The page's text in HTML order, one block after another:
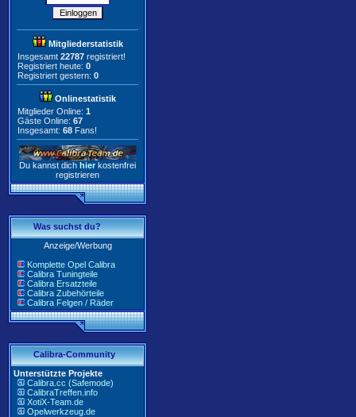
Mitgliederstatistik
Insgesamt 22787 registriert!
Registriert heute: 0
Registriert gestern: 0
Onlinestatistik
Mitglieder Online: 1
Gäste Online: 67
Insgesamt: 68 Fans!
Du kannst dich hier kostenfrei
registrieren
Was suchst du?
Anzeige/Werbung
Komplette Opel Calibra
Calibra Tuningteile
Calibra Ersatzteile
Calibra Zubehörteile
Calibra Felgen / Räder
Calibra-Community
Unterstützte Projekte
Calibra.cc (Safemode)
CalibraTreffen.info
XotiX-Team.de
Opelwerkzeug.de